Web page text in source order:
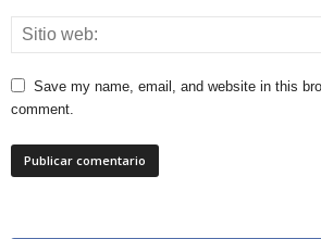
Save my name, email, and website in this
comment.